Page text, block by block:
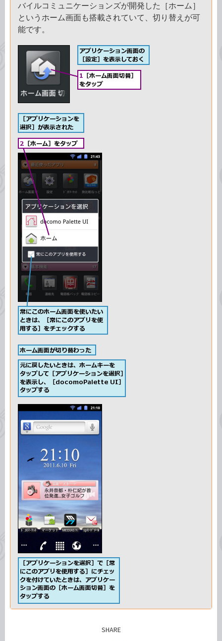
バイルコミュニケーションズが開発した［ホーム］
というホーム画面も搭載されていて、切り替えが可
能です。
SHARE